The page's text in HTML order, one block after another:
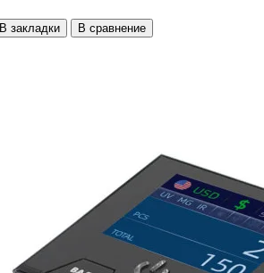
В закладки В сравнение